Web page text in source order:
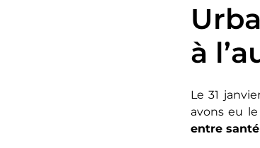
à
Le 31
avons eu
entre